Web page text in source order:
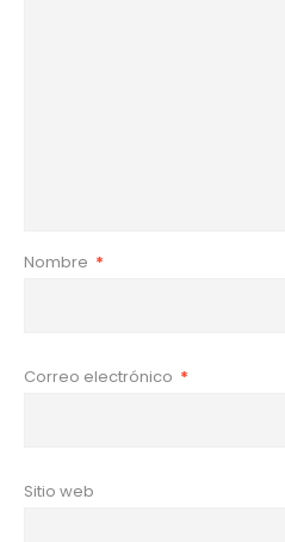
Nombre *
Correo electrónico *
Sitio web